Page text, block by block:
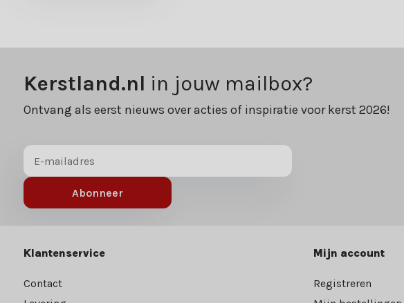
Kerstland.nl in jouw mailbox?
Ontvang als eerst nieuws over acties of inspiratie voor kerst 2026!
Abonneer
Klantenservice
Contact
Mijn account
Registreren